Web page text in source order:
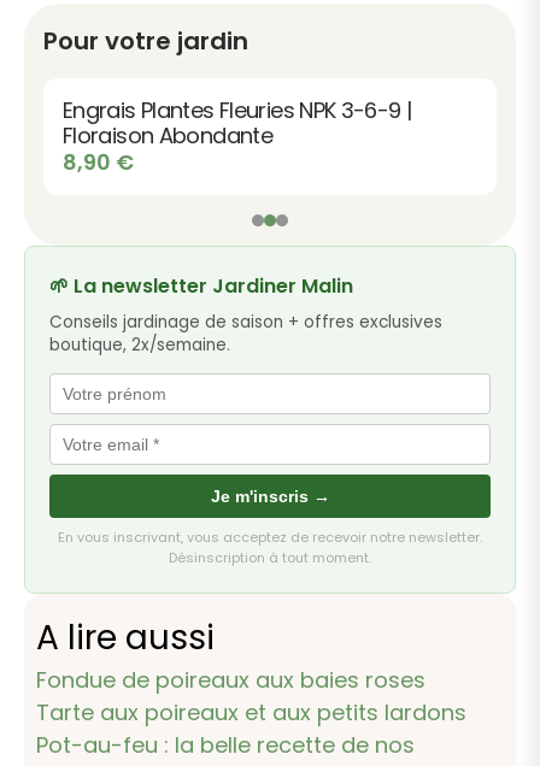
Pour votre jardin
Engrais Plantes Fleuries NPK 3-6-9 |
Floraison Abondante
8,90 €
🌱 La newsletter Jardiner Malin
Conseils jardinage de saison + offres exclusives
boutique, 2x/semaine.
Je m'inscris →
En vous inscrivant, vous acceptez de recevoir notre newsletter.
Désinscription à tout moment.
A lire aussi
Fondue de poireaux aux baies roses
Tarte aux poireaux et aux petits lardons
Pot-au-feu : la belle recette de nos